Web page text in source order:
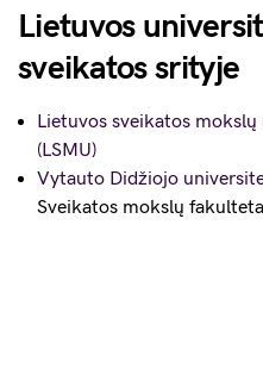
Lietuvos
sveikatos srityje
Lietuvos sveikatos
(LSMU)
Vytauto Didžiojo
Sveikatos mokslų